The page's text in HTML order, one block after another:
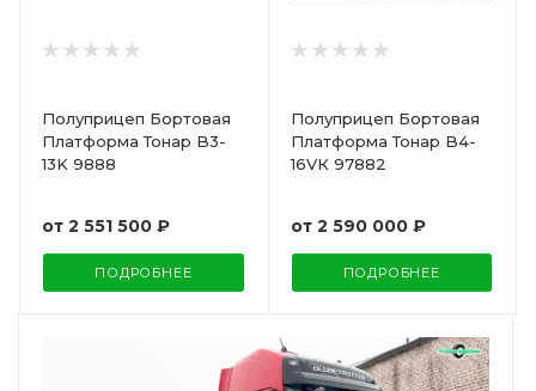
Полуприцеп Бортовая
Платформа Тонар B3-
13K 9888
от 2 551 500 ₽
ПОДРОБНЕЕ
Полуприцеп Бортовая
Платформа Тонар B4-
16VК 97882
от 2 590 000 ₽
ПОДРОБНЕЕ